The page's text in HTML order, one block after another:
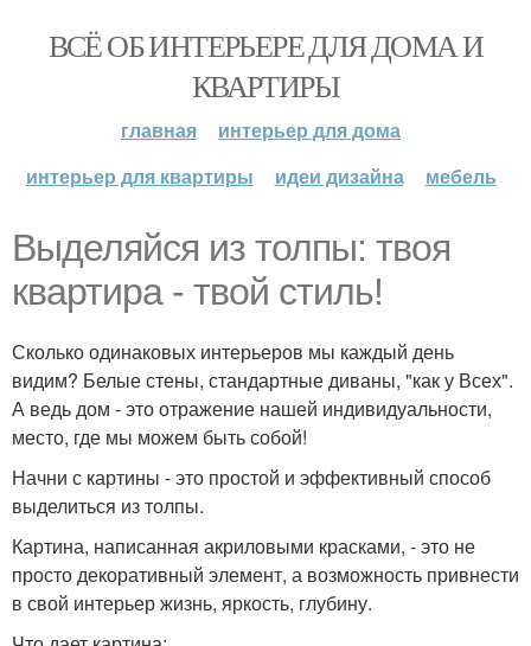
ВСЁ ОБ ИНТЕРЬЕРЕ ДЛЯ ДОМА И
КВАРТИРЫ
главная
интерьер для дома
интерьер для квартиры
идеи дизайна мебель
Выделяйся из толпы: твоя
квартира - твой стиль!
Сколько одинаковых интерьеров мы каждый день
видим? Белые стены, стандартные диваны, "как у Всех".
А ведь дом - это отражение нашей индивидуальности,
место, где мы можем быть собой!
Начни с картины - это простой и эффективный способ
выделиться из толпы.
Картина, написанная акриловыми красками, - это не
просто декоративный элемент, а возможность привнести
в свой интерьер жизнь, яркость, глубину.